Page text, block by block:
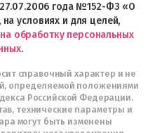
года №152-ФЗ «О
условиях и для целей,
обработку персональных
.
справочный характер и не
определяемой положениями
Российской Федерации.
технические параметры и
могут быть изменены